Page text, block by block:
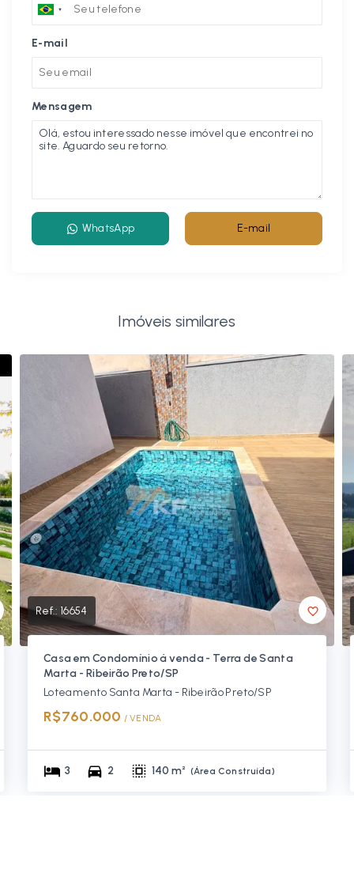
E-mail
Mensagem
WhatsApp E-mail
Imóveis similares
Ref.: 16654
Casa em Condomínio á venda - Terra de Santa
Marta - Ribeirão Preto/SP
Loteamento Santa Marta - Ribeirão Preto/SP
R$760.000 / VENDA
3 2 140 m² (Área Construída)